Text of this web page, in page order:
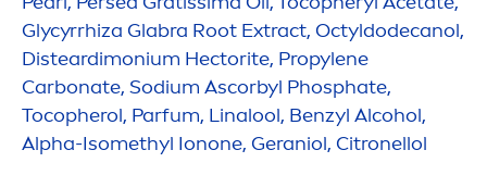
Glycyrrhiza Glabra Root Extract, Octyldodecanol,
Disteardimonium Hectorite, Propylene
Carbonate, Sodium Ascorbyl Phosphate,
Tocopherol, Parfum, Linalool, Benzyl Alcohol,
Alpha-Isomethyl Ionone, Geraniol, Citronellol